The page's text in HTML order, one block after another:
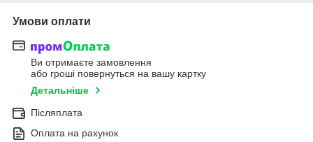
Умови оплати
Ви отримаєте замовлення
або гроші повернуться на вашу картку
Детальніше
Післяплата
Оплата на рахунок